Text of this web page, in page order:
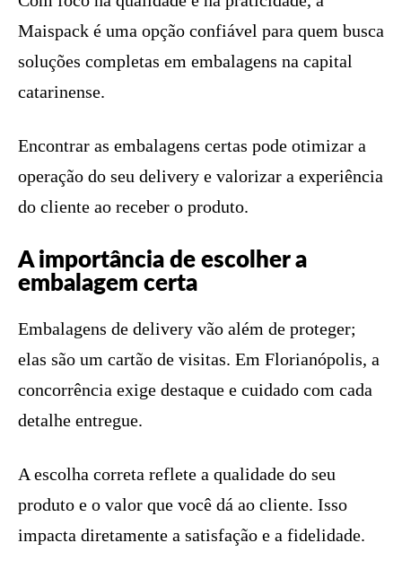
Maispack é uma opção confiável para quem busca
soluções completas em embalagens na capital
catarinense.
Encontrar as embalagens certas pode otimizar a
operação do seu delivery e valorizar a experiência
do cliente ao receber o produto.
A importância de escolher a
embalagem certa
Embalagens de delivery vão além de proteger;
elas são um cartão de visitas. Em Florianópolis, a
concorrência exige destaque e cuidado com cada
detalhe entregue.
A escolha correta reflete a qualidade do seu
produto e o valor que você dá ao cliente. Isso
impacta diretamente a satisfação e a fidelidade.